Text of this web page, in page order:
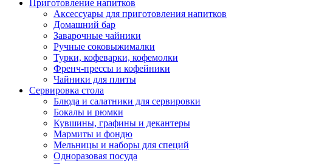
Приготовление напитков
Аксессуары для приготовления напитков
Домашний бар
Заварочные чайники
Ручные соковыжималки
Турки, кофеварки, кофемолки
Френч-прессы и кофейники
Чайники для плиты
Сервировка стола
Блюда и салатники для сервировки
Бокалы и рюмки
Кувшины, графины и декантеры
Мармиты и фондю
Мельницы и наборы для специй
Одноразовая посуда